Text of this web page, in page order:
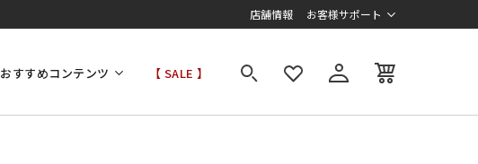
店舗情報 お客様サポート
おすすめコンテンツ 【 SALE 】